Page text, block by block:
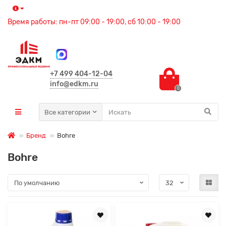
Время работы: пн-пт 09:00 - 19:00, сб 10:00 - 19:00
+7 499 404-12-04
info@edkm.ru
0
Все категории
Бренд Bohre
Bohre